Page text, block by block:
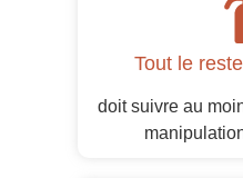
Tout le
doit suivre au